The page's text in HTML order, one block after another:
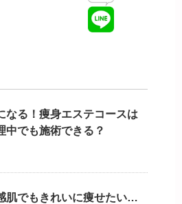
なる！痩身エステコースは
中でも施術できる？
肌でもきれいに痩せたい…